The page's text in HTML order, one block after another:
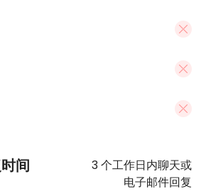
间
3 个工作日内聊天或
电子邮件回复